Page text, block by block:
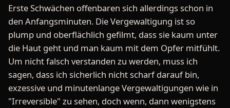
Erste Schwächen offenbaren sich allerdings schon in
den Anfangsminuten. Die Vergewaltigung ist so
plump und oberflächlich gefilmt, dass sie kaum unter
die Haut geht und man kaum mit dem Opfer mitfühlt.
Um nicht falsch verstanden zu werden, muss ich
sagen, dass ich sicherlich nicht scharf darauf bin,
exzessive und minutenlange Vergewaltigungen wie in
"Irreversible" zu sehen, doch wenn, dann wenigstens